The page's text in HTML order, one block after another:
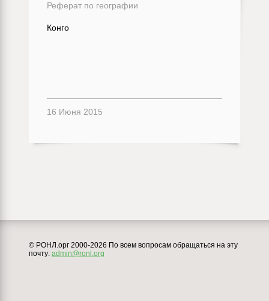
Реферат по географии
Конго
16 Июня 2015
© РОНЛ.орг 2000-2026 По всем вопросам обращаться на эту
почту: admin@ronl.org